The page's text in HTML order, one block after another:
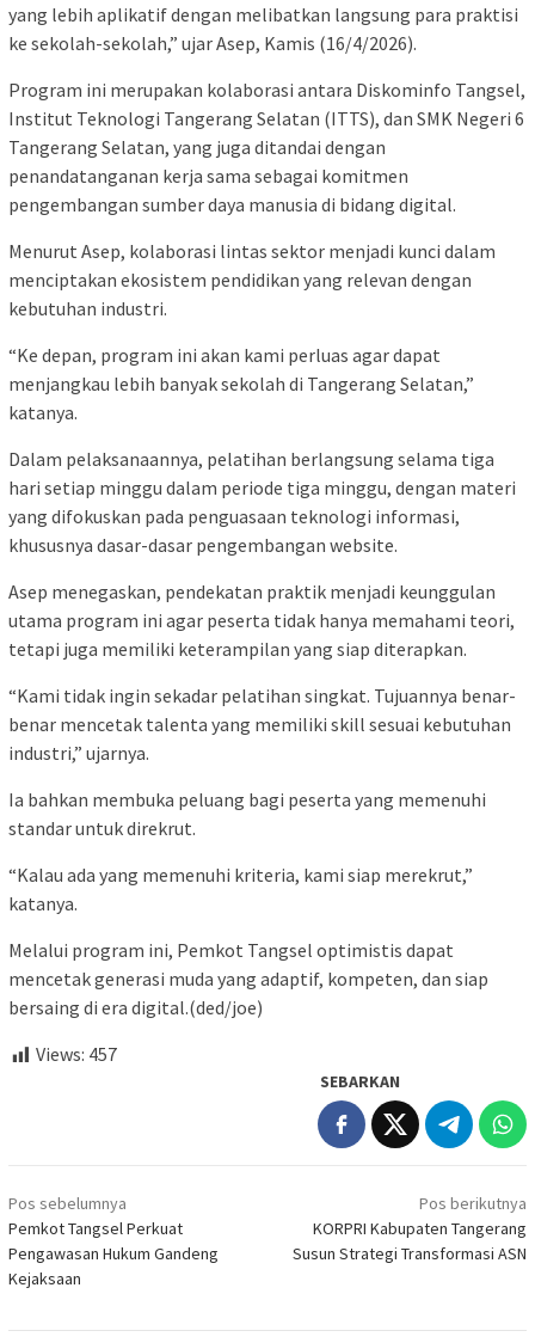
yang lebih aplikatif dengan melibatkan langsung para praktisi
ke sekolah-sekolah,” ujar Asep, Kamis (16/4/2026).
Program ini merupakan kolaborasi antara Diskominfo Tangsel,
Institut Teknologi Tangerang Selatan (ITTS), dan SMK Negeri 6
Tangerang Selatan, yang juga ditandai dengan
penandatanganan kerja sama sebagai komitmen
pengembangan sumber daya manusia di bidang digital.
Menurut Asep, kolaborasi lintas sektor menjadi kunci dalam
menciptakan ekosistem pendidikan yang relevan dengan
kebutuhan industri.
“Ke depan, program ini akan kami perluas agar dapat
menjangkau lebih banyak sekolah di Tangerang Selatan,”
katanya.
Dalam pelaksanaannya, pelatihan berlangsung selama tiga
hari setiap minggu dalam periode tiga minggu, dengan materi
yang difokuskan pada penguasaan teknologi informasi,
khususnya dasar-dasar pengembangan website.
Asep menegaskan, pendekatan praktik menjadi keunggulan
utama program ini agar peserta tidak hanya memahami teori,
tetapi juga memiliki keterampilan yang siap diterapkan.
“Kami tidak ingin sekadar pelatihan singkat. Tujuannya benar-
benar mencetak talenta yang memiliki skill sesuai kebutuhan
industri,” ujarnya.
Ia bahkan membuka peluang bagi peserta yang memenuhi
standar untuk direkrut.
“Kalau ada yang memenuhi kriteria, kami siap merekrut,”
katanya.
Melalui program ini, Pemkot Tangsel optimistis dapat
mencetak generasi muda yang adaptif, kompeten, dan siap
bersaing di era digital.(ded/joe)
Views: 457
SEBARKAN
Navigasi
pos
Pos sebelumnya
Pemkot Tangsel Perkuat
Pengawasan Hukum Gandeng
Kejaksaan
Pos berikutnya
KORPRI Kabupaten Tangerang
Susun Strategi Transformasi ASN